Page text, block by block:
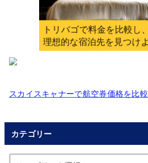
スカイスキャナーで航空券価格を比較
カテゴリー